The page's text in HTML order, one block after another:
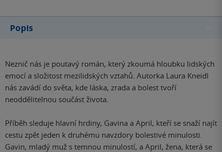
Popis
Neznič nás je poutavý román, který zkoumá hloubku lidských
emocí a složitost mezilidských vztahů. Autorka Laura Kneidl
nás zavádí do světa, kde láska, zrada a bolest tvoří
neoddělitelnou součást života.
Příběh sleduje hlavní hrdiny, Gavina a April, kteří se snaží najít
cestu zpět jeden k druhému navzdory bolestivé minulosti.
Gavin, mladý muž s temnou minulostí, a April, žena, která se